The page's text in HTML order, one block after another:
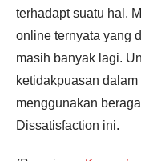
terhadapt suatu hal.
online ternyata yang
masih banyak lagi.
ketidakpuasan
menggunakan
Dissatisfaction ini.